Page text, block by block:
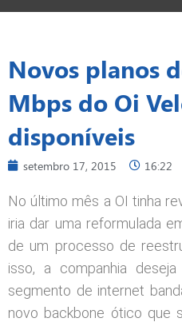
Novos planos
Mbps do Oi
disponíveis
setembro 17, 2015 16:22
No último mês a OI tinha
iria dar uma reformulada
de um processo de
isso, a companhia
segmento de internet
novo backbone ótico que